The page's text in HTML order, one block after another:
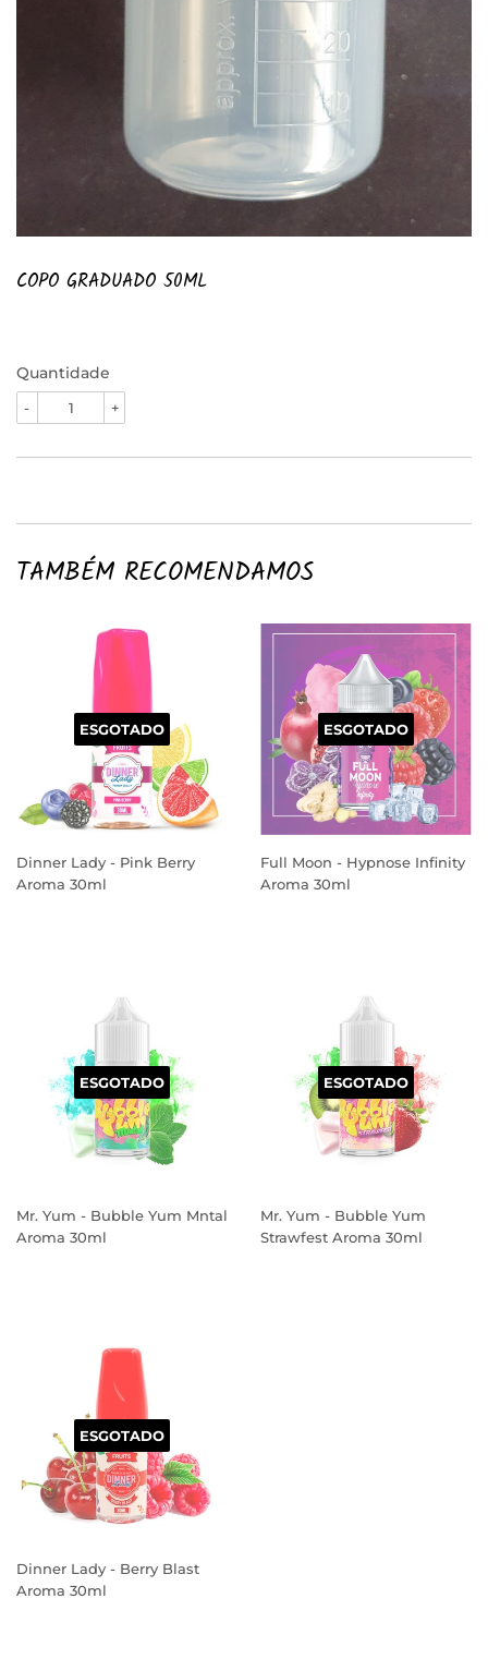
COPO GRADUADO 50ML
Quantidade
+
-
TAMBÉM RECOMENDAMOS
ESGOTADO
Dinner Lady - Pink Berry
Aroma 30ml
ESGOTADO
Full Moon - Hypnose Infinity
Aroma 30ml
ESGOTADO
Mr. Yum - Bubble Yum Mntal
Aroma 30ml
ESGOTADO
Mr. Yum - Bubble Yum
Strawfest Aroma 30ml
ESGOTADO
Dinner Lady - Berry Blast
Aroma 30ml